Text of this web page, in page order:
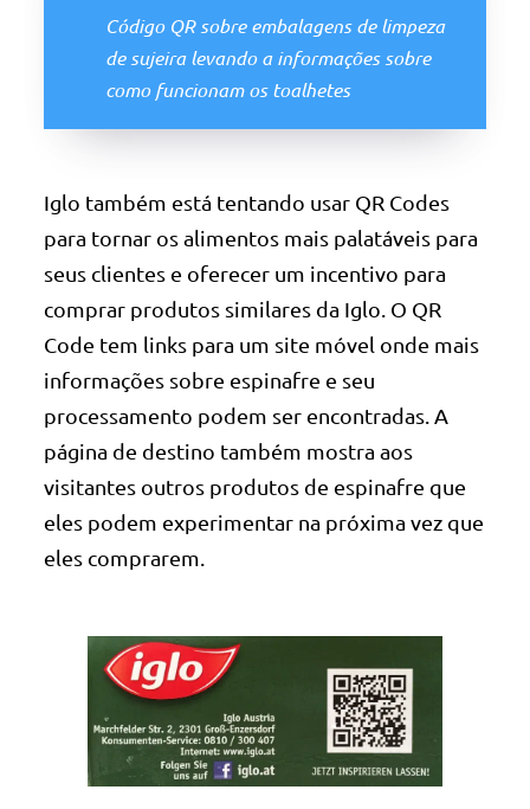
Código QR sobre embalagens de limpeza
de sujeira levando a informações sobre
como funcionam os toalhetes
Iglo também está tentando usar QR Codes
para tornar os alimentos mais palatáveis para
seus clientes e oferecer um incentivo para
comprar produtos similares da Iglo. O QR
Code tem links para um site móvel onde mais
informações sobre espinafre e seu
processamento podem ser encontradas. A
página de destino também mostra aos
visitantes outros produtos de espinafre que
eles podem experimentar na próxima vez que
eles comprarem.